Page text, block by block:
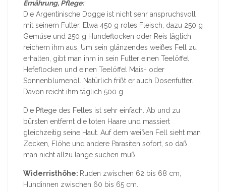
Ernährung, Pflege:
Die Argentinische Dogge ist nicht sehr anspruchsvoll
mit seinem Futter. Etwa 450 g rotes Fleisch, dazu 250 g
Gemüse und 250 g Hundeflocken oder Reis täglich
reichem ihm aus. Um sein glänzendes weißes Fell zu
erhalten, gibt man ihm in sein Futter einen Teelöffel
Hefeflocken und einen Teelöffel Mais- oder
Sonnenblumenöl. Natürlich frißt er auch Dosenfutter.
Davon reicht ihm täglich 500 g.
Die Pflege des Felles ist sehr einfach. Ab und zu
bürsten entfernt die toten Haare und massiert
gleichzeitig seine Haut. Auf dem weißen Fell sieht man
Zecken, Flöhe und andere Parasiten sofort, so daß
man nicht allzu lange suchen muß.
Widerristhöhe: Rüden zwischen 62 bis 68 cm,
Hündinnen zwischen 60 bis 65 cm.